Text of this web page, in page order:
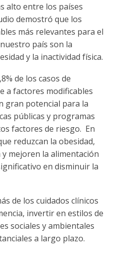
alto entre los países
demostró que los
más relevantes para el
país son la
y la inactividad física.
de los casos de
a factores modificables
gran potencial para la
públicas y programas
factores de riesgo. En
reduzcan la obesidad,
mejoren la alimentación
en disminuir la
de los cuidados clínicos
invertir en estilos de
sociales y ambientales
a largo plazo.